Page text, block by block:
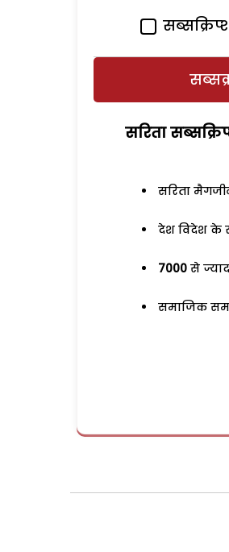
सरिता
सरिता
देश विदेश के
7000 से
समाजिक